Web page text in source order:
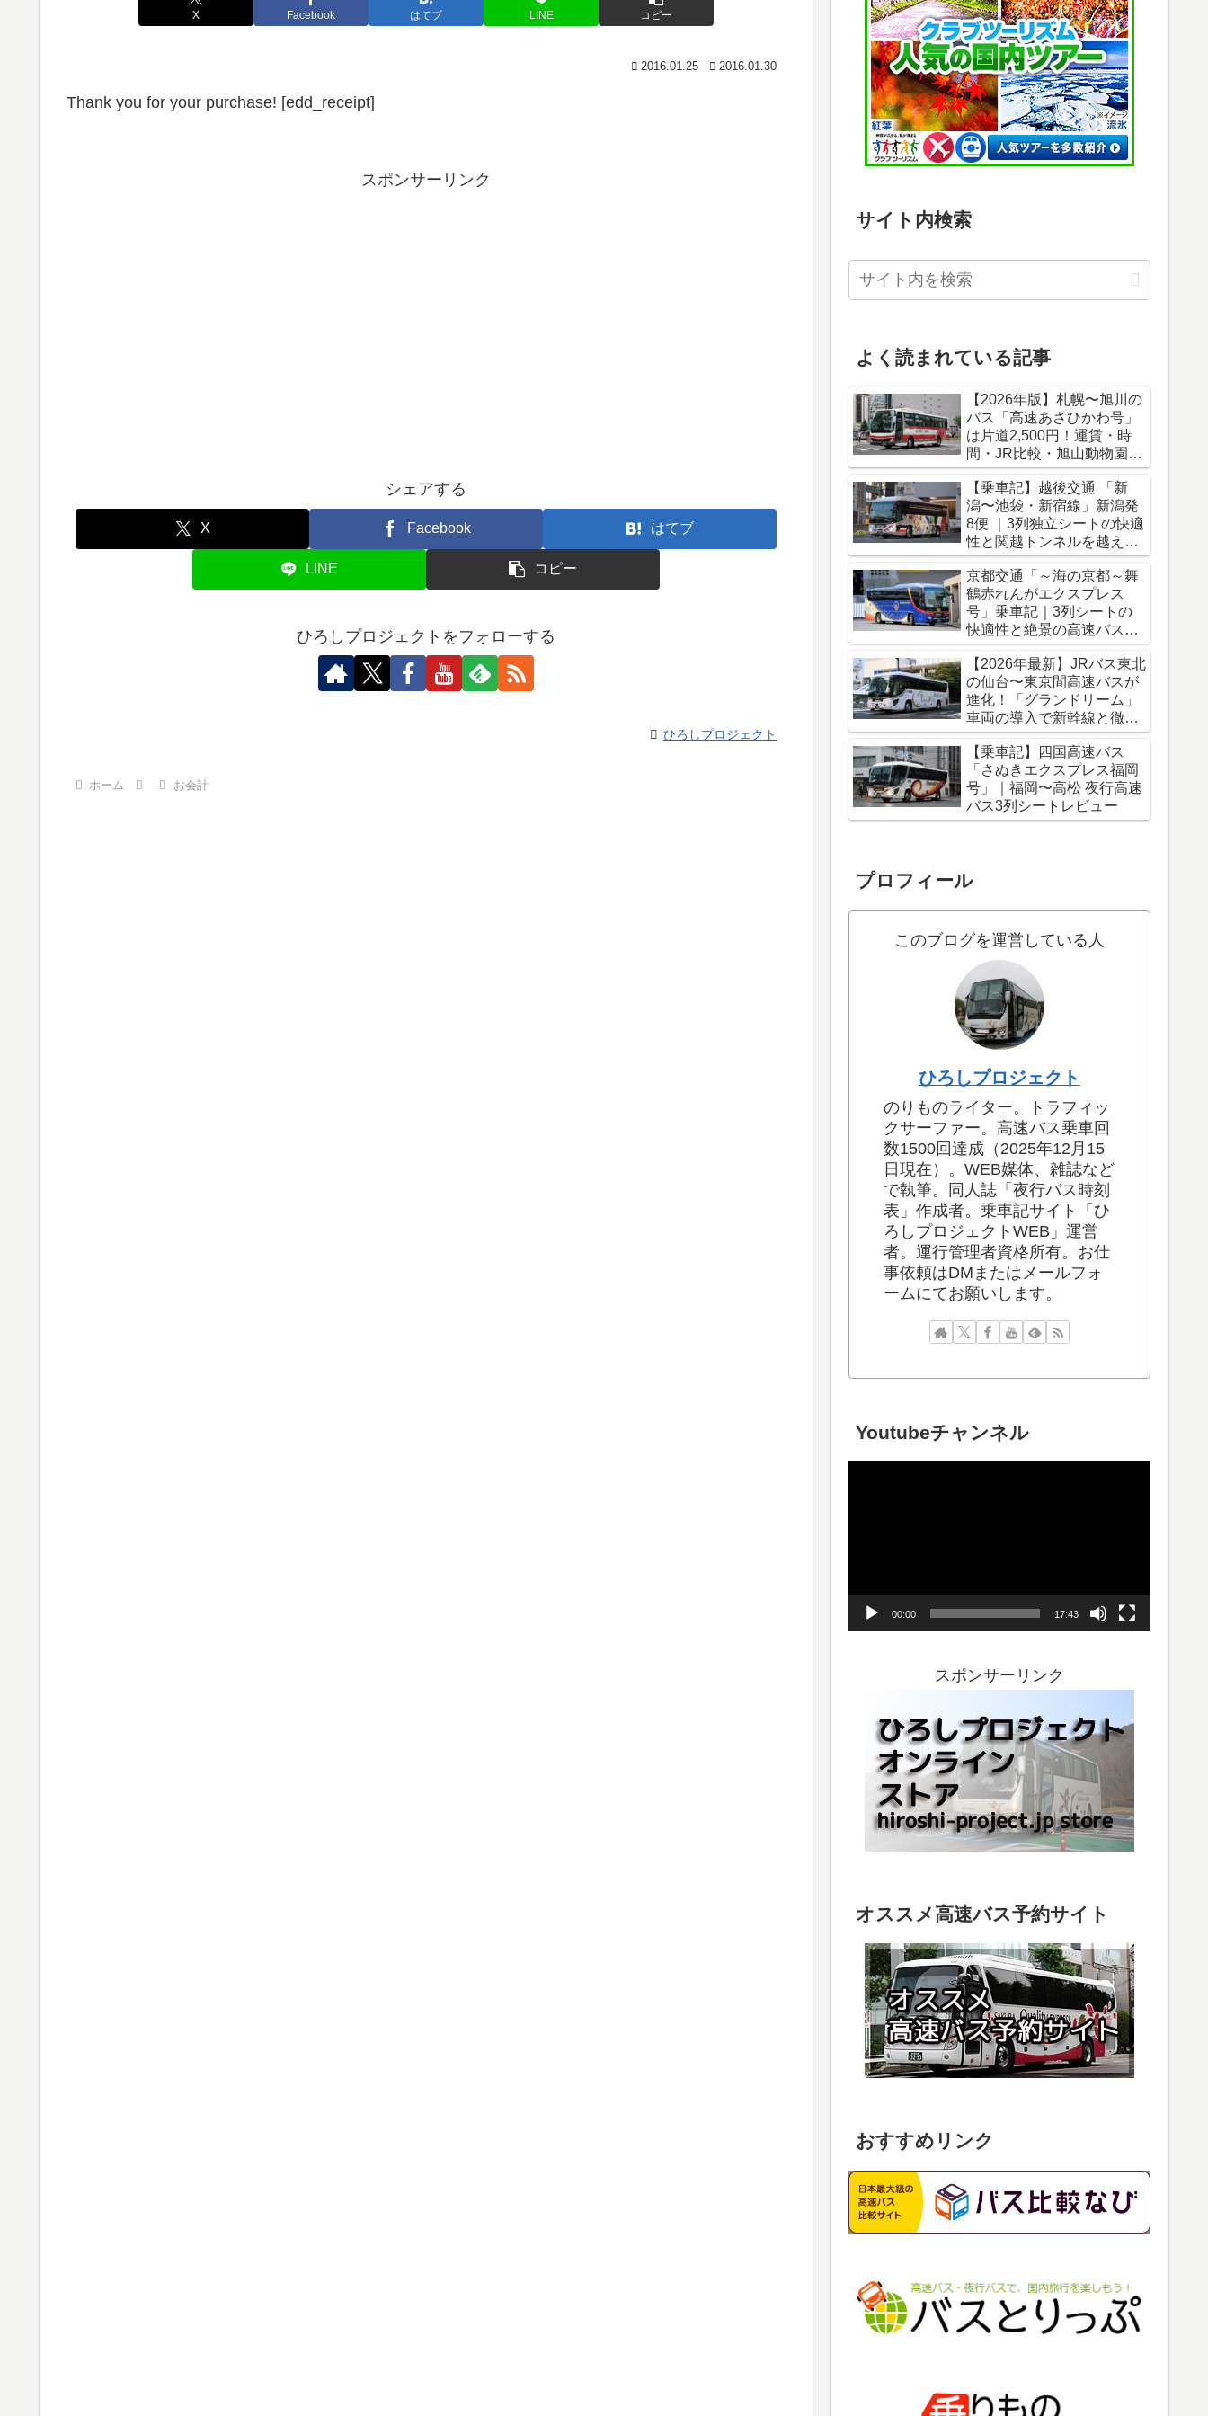
X Facebook はてブ LINE コピー
2016.01.25 2016.01.30
Thank you for your purchase! [edd_receipt]
スポンサーリンク
シェアする
X Facebook はてブ
LINE コピー
ひろしプロジェクトをフォローする
ひろしプロジェクト
ホーム お会計
サイト内検索
よく読まれている記事
【2026年版】札幌〜旭川の
バス「高速あさひかわ号」
は片道2,500円！運賃・時
間・JR比較・旭山動物園ア
クセス完全ガイド
【乗車記】越後交通 「新
潟〜池袋・新宿線」新潟発
8便 ｜3列独立シートの快適
性と関越トンネルを越える
冬のバス旅
京都交通「～海の京都～舞
鶴赤れんがエクスプレス
号」乗車記｜3列シートの
快適性と絶景の高速バス車
窓をレポート
【2026年最新】JRバス東北
の仙台〜東京間高速バスが
進化！「グランドリーム」
車両の導入で新幹線と徹底
比較
【乗車記】四国高速バス
「さぬきエクスプレス福岡
号」｜福岡〜高松 夜行高速
バス3列シートレビュー
プロフィール
このブログを運営している人
ひろしプロジェクト
のりものライター。トラフィッ
クサーファー。高速バス乗車回
数1500回達成（2025年12月15
日現在）。WEB媒体、雑誌など
で執筆。同人誌「夜行バス時刻
表」作成者。乗車記サイト「ひ
ろしプロジェクトWEB」運営
者。運行管理者資格所有。お仕
事依頼はDMまたはメールフォ
ームにてお願いします。
Youtubeチャンネル
00:00 17:43
スポンサーリンク
オススメ高速バス予約サイト
おすすめリンク